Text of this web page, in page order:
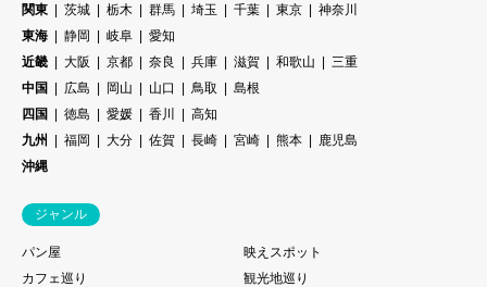
関東
茨城 栃木 群馬 埼玉 千葉 東京
神奈川
東海
静岡 岐阜
愛知
近畿
大阪 京都 奈良 兵庫 滋賀 和歌山
三重
中国
広島 岡山 山口 鳥取
島根
四国
徳島 愛媛 香川
高知
九州
福岡 大分 佐賀 長崎 宮崎 熊本
鹿児島
沖縄
ジャンル
パン屋
映えスポット
カフェ巡り
観光地巡り